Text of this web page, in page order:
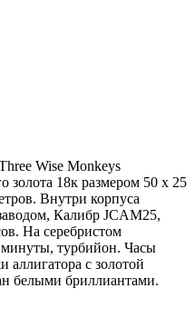
Wise Monkeys
золота 18к размером 50 х 25
Внутри корпуса
Калибр JCAM25,
На серебристом
минуты, турбийон. Часы
аллигатора с золотой
белыми бриллиантами.